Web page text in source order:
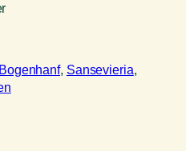
Bogenhanf, Sansevieria